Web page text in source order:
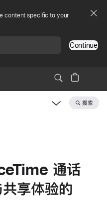
content specific to your
Continue
搜索
通话
享体验的